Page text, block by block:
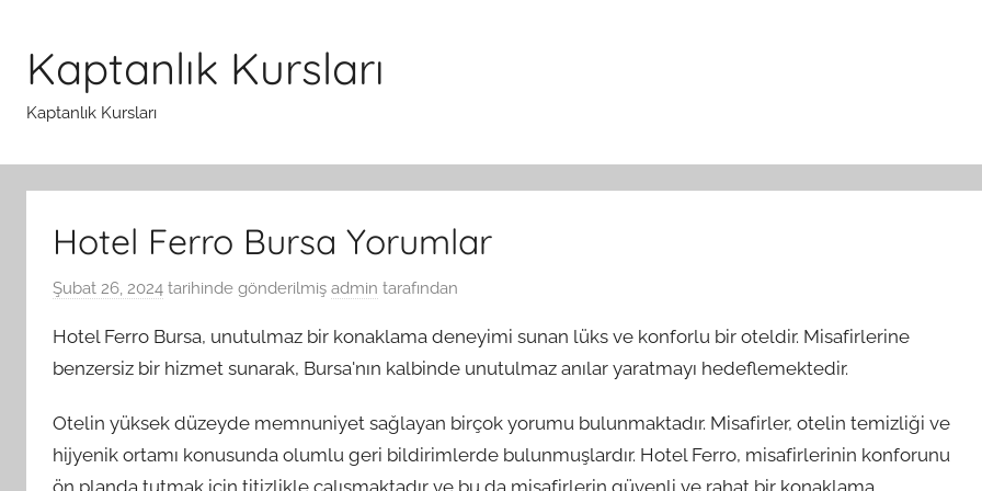
Kaptanlık Kursları
Kaptanlık Kursları
Hotel Ferro Bursa Yorumlar
Şubat 26, 2024 tarihinde gönderilmiş admin tarafından
Hotel Ferro Bursa, unutulmaz bir konaklama deneyimi sunan lüks ve konforlu bir oteldir. Misafirlerine
benzersiz bir hizmet sunarak, Bursa'nın kalbinde unutulmaz anılar yaratmayı hedeflemektedir.
Otelin yüksek düzeyde memnuniyet sağlayan birçok yorumu bulunmaktadır. Misafirler, otelin temizliği ve
hijyenik ortamı konusunda olumlu geri bildirimlerde bulunmuşlardır. Hotel Ferro, misafirlerinin konforunu
ön planda tutmak için titizlikle çalışmaktadır ve bu da misafirlerin güvenli ve rahat bir konaklama